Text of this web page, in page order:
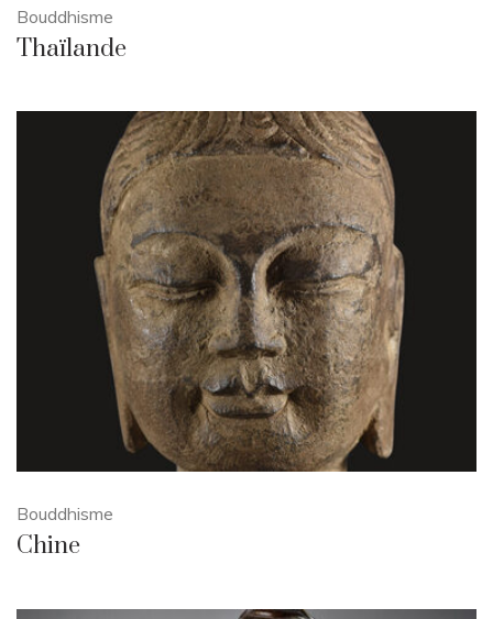
Bouddhisme
Thaïlande
Bouddhisme
Chine